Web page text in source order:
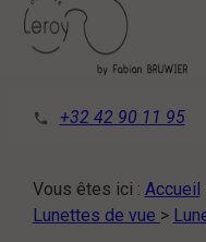
phone +32 42 90 11 95
Vous êtes ici : Accueil
Lunettes de vue >
Panneau de gestion des